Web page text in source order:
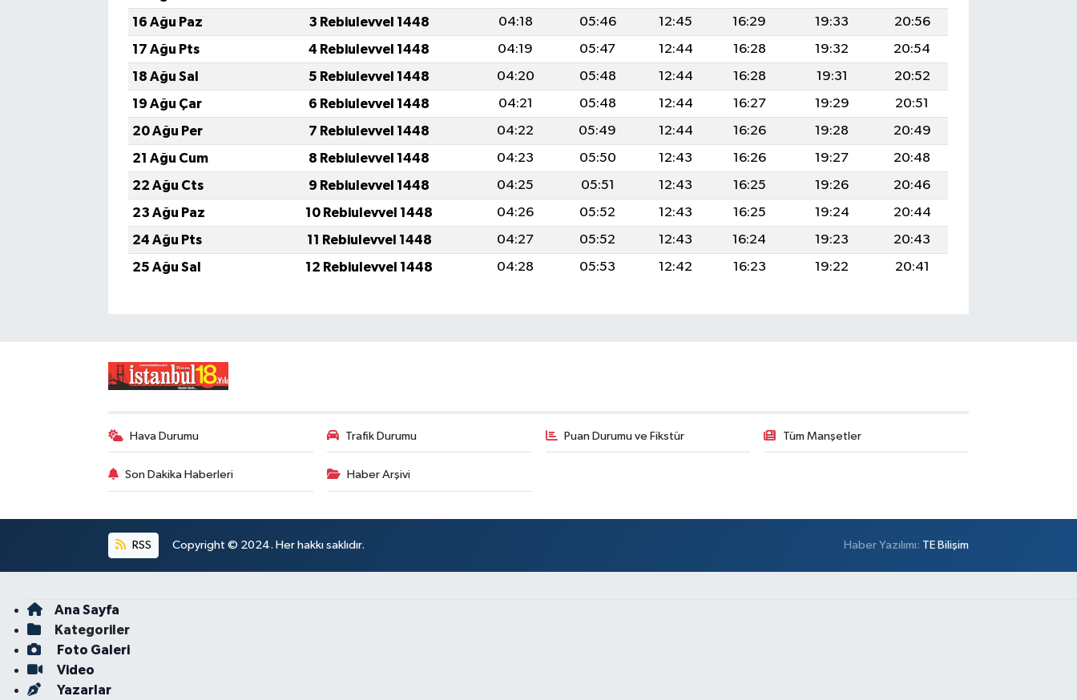
16 Ağu Paz
3 Rebiulevvel 1448 04:18 05:46 12:45 16:29 19:33
20:56
17 Ağu Pts
4 Rebiulevvel 1448 04:19 05:47 12:44 16:28 19:32
20:54
18 Ağu Sal
5 Rebiulevvel 1448 04:20 05:48 12:44 16:28 19:31
20:52
19 Ağu Çar
6 Rebiulevvel 1448 04:21 05:48 12:44 16:27 19:29
20:51
20 Ağu Per
7 Rebiulevvel 1448 04:22 05:49 12:44 16:26 19:28
20:49
21 Ağu Cum
8 Rebiulevvel 1448 04:23 05:50 12:43 16:26 19:27
20:48
22 Ağu Cts
9 Rebiulevvel 1448 04:25 05:51 12:43 16:25 19:26
20:46
23 Ağu Paz
10 Rebiulevvel 1448 04:26 05:52 12:43 16:25 19:24
20:44
24 Ağu Pts
11 Rebiulevvel 1448 04:27 05:52 12:43 16:24 19:23
20:43
25 Ağu Sal
12 Rebiulevvel 1448 04:28 05:53 12:42 16:23 19:22 20:41
Hava Durumu Trafik Durumu Puan Durumu ve Fikstür Tüm Manşetler
Son Dakika Haberleri Haber Arşivi
RSS Copyright © 2024. Her hakkı saklıdır. Haber Yazılımı: TE Bilişim
Ana Sayfa
Kategoriler
Foto Galeri
Video
Yazarlar